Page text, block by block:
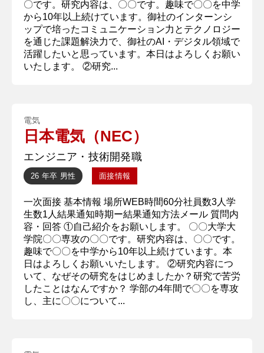
〇です。研究内容は、〇〇です。趣味で〇〇を中学
から10年以上続けています。御社のインターンシ
ップで培ったコミュニケーション力とテクノロジー
を通じた課題解決力で、御社のAI・デジタル領域で
活躍したいと思っています。本日はよろしくお願い
いたします。 ②研究...
電気
日本電気（NEC）
エンジニア・技術開発職
26 年卒 男性 面接情報
一次面接 基本情報 場所WEB時間60分社員数3人学
生数1人結果通知時期ー結果通知方法メール 質問内
容・回答 ①自己紹介をお願いします。 〇〇大学大
学院〇〇専攻の〇〇です。研究内容は、〇〇です。
趣味で〇〇を中学から10年以上続けています。本
日はよろしくお願いいたします。 ②研究内容につ
いて、なぜその研究をはじめましたか？研究で苦労
したことはなんですか？ 学部の4年間で〇〇を専攻
し、主に〇〇について...